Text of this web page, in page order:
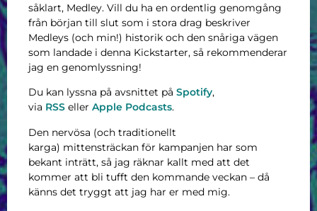
såklart, Medley. Vill du ha en ordentlig genomgång
från början till slut som i stora drag beskriver
Medleys (och min!) historik och den snåriga vägen
som landade i denna Kickstarter, så rekommenderar
jag en genomlyssning!
Du kan lyssna på avsnittet på Spotify,
via RSS eller Apple Podcasts.
Den nervösa (och traditionellt
karga) mittensträckan för kampanjen har som
bekant inträtt, så jag räknar kallt med att det
kommer att bli tufft den kommande veckan – då
känns det tryggt att jag har er med mig.